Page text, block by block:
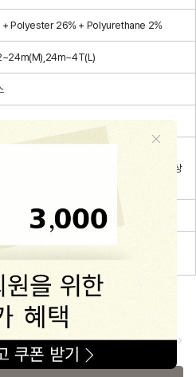
Polyester 26% + Polyurethane 2%
계 표백제 사용을 피해주세요.자세한 내용은 상
해주세요.
자 분쟁해결 규정에 따름
1570